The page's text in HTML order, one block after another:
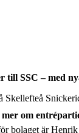
om
till SSC – med
bolaget är